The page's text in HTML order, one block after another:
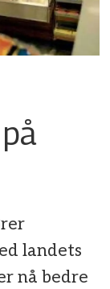
landets
nå bedre